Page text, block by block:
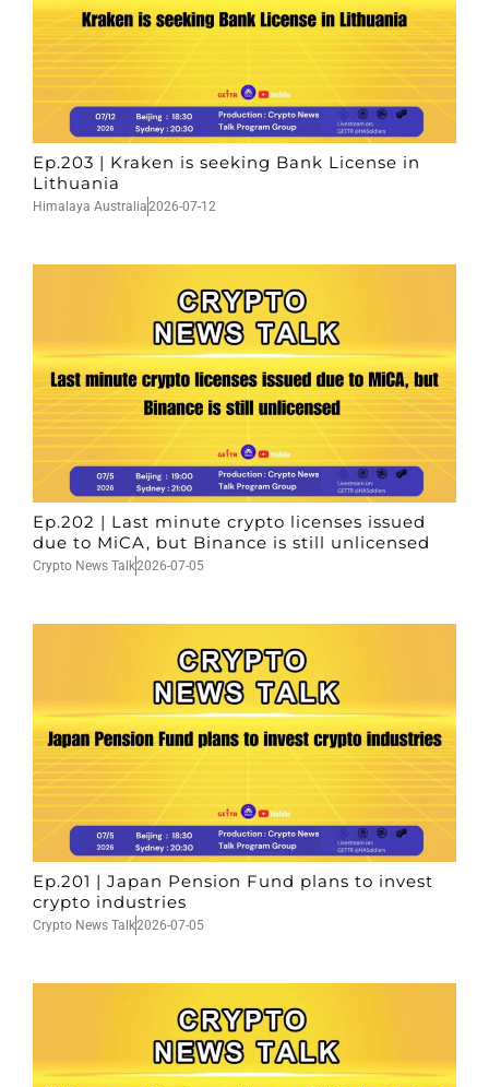
Ep.203 | Kraken is seeking Bank License in
Lithuania
Himalaya Australia2026-07-12
Ep.202 | Last minute crypto licenses issued
due to MiCA, but Binance is still unlicensed
Crypto News Talk2026-07-05
Ep.201 | Japan Pension Fund plans to invest
crypto industries
Crypto News Talk2026-07-05